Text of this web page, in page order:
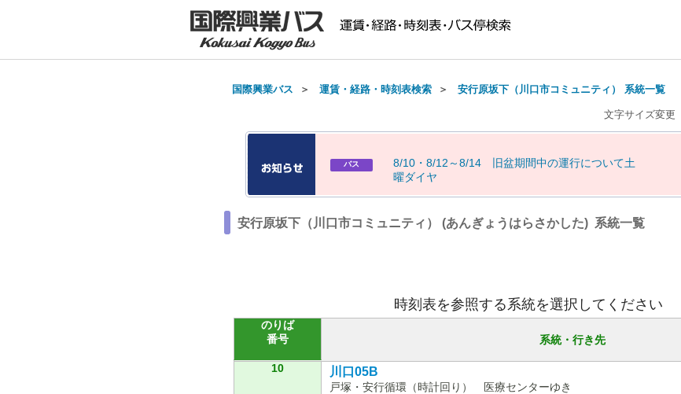
国際興業バス ＞ 運賃・経路・時刻表検索 ＞ 安行原坂下（川口市コミュニティ） 系統一覧
文字サイズ変更
バス 8/10 ・ 8/1 2 ～8/14 旧盆期間中の運行について土
曜ダイヤ
安行原坂下（川口市コミュニティ） (あんぎょうはらさかした) 系統一覧
時刻表を参照する系統を選択してください
のりば
番号
系統・行き先
10 川口05B
戸塚・安行循環（時計回り） 医療センターゆき